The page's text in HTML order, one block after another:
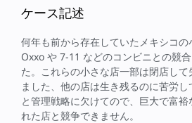
ケース記述
何年も前から存在していたメキシコの
Oxxo や 7-11 などのコンビニとの競
た。これらの小さな店一部は閉店し
ました、他の店は生き残るのに苦労
と管理戦略に欠けてので、巨大で富
れた店と競争できません。